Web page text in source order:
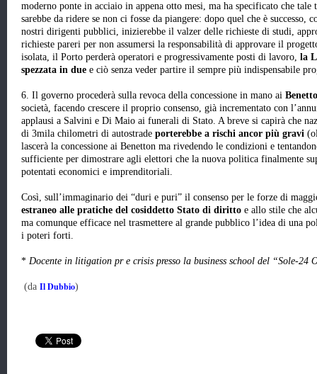
moderno ponte in acciaio in appena otto mesi, ma ha specificato che
sarebbe da ridere se non ci fosse da piangere: dopo quel che è
nostri dirigenti pubblici, inizierebbe il valzer delle richieste di studi,
richieste pareri per non assumersi la responsabilità di approvare il
isolata, il Porto perderà operatori e progressivamente posti di lavoro, la
spezzata in due e ciò senza veder partire il sempre più indispensabile
6. Il governo procederà sulla revoca della concessione in mano ai
società, facendo crescere il proprio consenso, già incrementato con
applausi a Salvini e Di Maio ai funerali di Stato. A breve si capirà che
di 3mila chilometri di autostrade porterebbe a rischi ancor più gravi
lascerà la concessione ai Benetton ma rivedendo le condizioni e
sufficiente per dimostrare agli elettori che la nuova politica finalmente
potentati economici e imprenditoriali.
Così, sull’immaginario dei “duri e puri” il consenso per le forze di
estraneo alle pratiche del cosiddetto Stato di diritto e allo stile che
ma comunque efficace nel trasmettere al grande pubblico l’idea di una
i poteri forti.
* Docente in litigation pr e crisis presso la business school del “Sole-24
(da Il Dubbio)